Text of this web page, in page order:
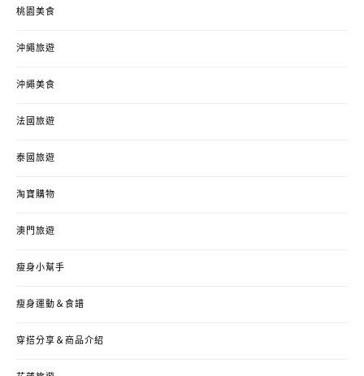
桃園美食
沖繩旅遊
沖繩美食
法國旅遊
泰國旅遊
淘寶購物
澳門旅遊
瘦身小幫手
瘦身運動＆食譜
穿搭分享＆商品介紹